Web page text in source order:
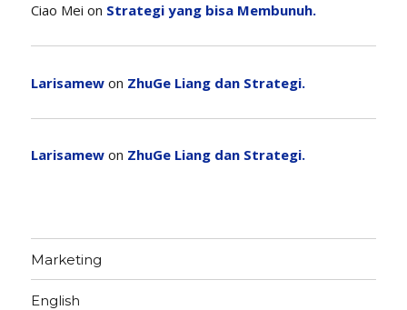
Ciao Mei on Strategi yang bisa Membunuh.
Larisamew on ZhuGe Liang dan Strategi.
Larisamew on ZhuGe Liang dan Strategi.
Marketing
English